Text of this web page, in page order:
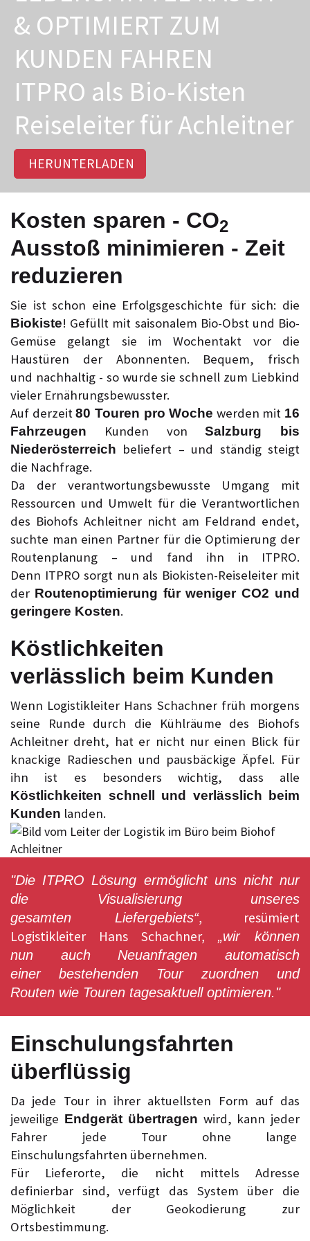
& OPTIMIERT ZUM
KUNDEN FAHREN
ITPRO als Bio-Kisten
Reiseleiter für Achleitner
HERUNTERLADEN
Kosten sparen - CO2
Ausstoß minimieren - Zeit
reduzieren
Sie ist schon eine Erfolgsgeschichte für sich: die
Biokiste! Gefüllt mit saisonalem Bio-Obst und Bio-
Gemüse gelangt sie im Wochentakt vor die
Haustüren der Abonnenten. Bequem, frisch
und nachhaltig - so wurde sie schnell zum Liebkind
vieler Ernährungsbewusster.
Auf derzeit80 Touren pro Woche werden mit 16
Fahrzeugen Kunden vonSalzburg bis
Niederösterreich beliefert – und ständig steigt
die Nachfrage.
Da der verantwortungsbewusste Umgang mit
Ressourcen und Umwelt für die Verantwortlichen
des Biohofs Achleitner nicht am Feldrand endet,
suchte man einen Partner für die Optimierung der
Routenplanung – und fand ihn in ITPRO.
Denn ITPRO sorgt nun als Biokisten-Reiseleiter mit
der Routenoptimierung für weniger CO2 und
geringere Kosten.
Köstlichkeiten
verlässlich beim Kunden
Wenn Logistikleiter Hans Schachner früh morgens
seine Runde durch die Kühlräume des Biohofs
Achleitner dreht, hat er nicht nur einen Blick für
knackige Radieschen und pausbäckige Äpfel. Für
ihn ist es besonders wichtig, dass alle
Köstlichkeiten schnell und verlässlich beim
Kunden landen.
"Die ITPRO Lösung ermöglicht uns nicht nur
die Visualisierung unseres
gesamten Liefergebiets“, resümiert
Logistikleiter Hans Schachner, „wir können
nun auch Neuanfragen automatisch
einer bestehenden Tour zuordnen und
Routen wie Touren tagesaktuell optimieren."
Einschulungsfahrten
überflüssig
Da jede Tour in ihrer aktuellsten Form auf das
jeweilige Endgerät übertragen wird, kann jeder
Fahrer jede Tour ohne lange
Einschulungsfahrten übernehmen.
Für Lieferorte, die nicht mittels Adresse
definierbar sind, verfügt das System über die
Möglichkeit der Geokodierung zur
Ortsbestimmung.